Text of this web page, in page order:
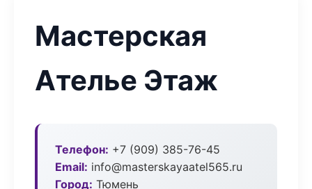
Мастерская
Ателье Этаж
Телефон: +7 (909) 385-76-45
Email: info@masterskayaatel565.ru
Город: Тюмень